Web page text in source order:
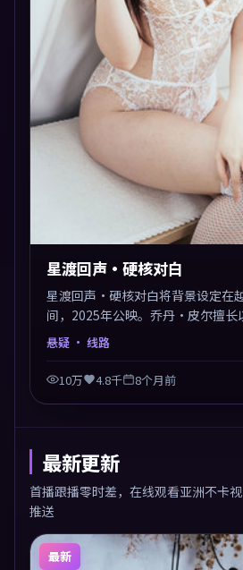
星渡回声·硬核对白
星渡回声·硬核对白将背景设定在
间，2025年公映。乔丹·皮尔擅长
议题，节奏张弛有度，留白处耐人
念钩子分布均匀，适合一口气看完。
悬疑 · 线路
10万 4.8千 8个月前
最新更新
首播跟播零时差，在线观看亚洲不卡
推送
最新